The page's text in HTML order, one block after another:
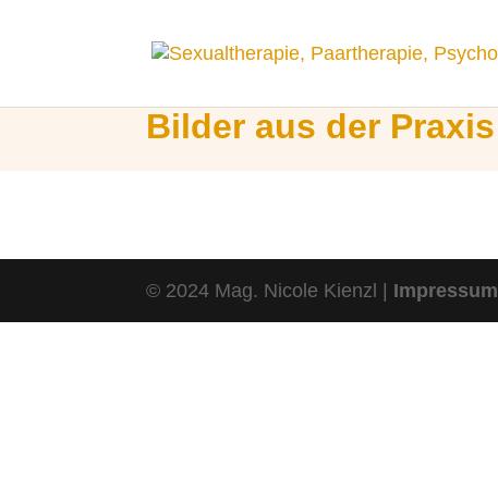
Bilder aus der Praxis
© 2024 Mag. Nicole Kienzl | Impressum